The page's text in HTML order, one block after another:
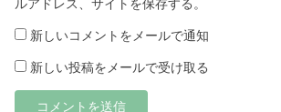
ルアドレス、サイトを保存する。
新しいコメントをメールで通知
新しい投稿をメールで受け取る